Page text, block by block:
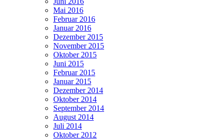
Mai 2016
Februar 2016
Januar 2016
Dezember 2015
November 2015
Oktober 2015
Juni 2015
Februar 2015
Januar 2015
Dezember 2014
Oktober 2014
September 2014
August 2014
Juli 2014
Oktober 2012